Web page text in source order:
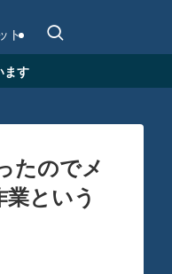
ト
ます
たのでメ
という